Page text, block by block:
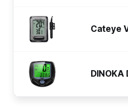
Cateye
DINOKA